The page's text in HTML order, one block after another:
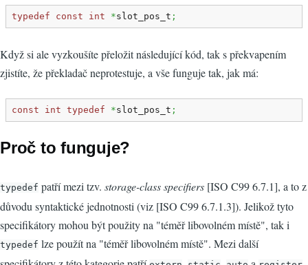
typedef const int *slot_pos_t ;
Když si ale vyzkoušíte přeložit následující kód, tak s překvapením
zjistíte, že překladač neprotestuje, a vše funguje tak, jak má:
const int typedef *slot_pos_t ;
Proč to funguje?
typedef patří mezi tzv. storage-class specifiers [ISO C99 6.7.1], a to z
důvodu syntaktické jednotnosti (viz [ISO C99 6.7.1.3]). Jelikož tyto
specifikátory mohou být použity na "téměř libovolném místě", tak i
typedef lze použít na "téměř libovolném místě". Mezi další